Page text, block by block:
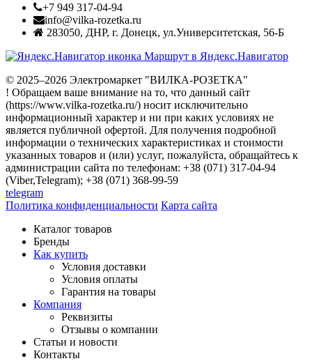
+7 949 317-04-94
info@vilka-rozetka.ru
283050, ДНР, г. Донецк, ул.Университетская, 56-Б
Маршрут в Яндекс.Навигатор
© 2025–2026 Электромаркет "ВИЛКА-РОЗЕТКА"
! Обращаем ваше внимание на то, что данный сайт
(https://www.vilka-rozetka.ru/) носит исключительно
информационный характер и ни при каких условиях не
является публичной офертой. Для получения подробной
информации о технических характеристиках и стоимости
указанных товаров и (или) услуг, пожалуйста, обращайтесь к
администрации сайта по телефонам: +38 (071) 317-04-94
(Viber,Telegram); +38 (071) 368-99-59
telegram
Политика конфиденциальности Карта сайта
Каталог товаров
Бренды
Как купить
Условия доставки
Условия оплаты
Гарантия на товары
Компания
Реквизиты
Отзывы о компании
Статьи и новости
Контакты